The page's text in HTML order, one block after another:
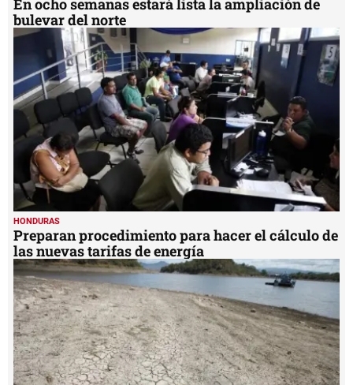
En ocho semanas estará lista la ampliación de
bulevar del norte
HONDURAS
Preparan procedimiento para hacer el cálculo de
las nuevas tarifas de energía